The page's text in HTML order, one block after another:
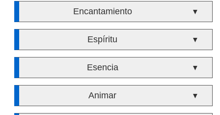
Encantamiento ▼
Espíritu ▼
Esencia ▼
Animar ▼